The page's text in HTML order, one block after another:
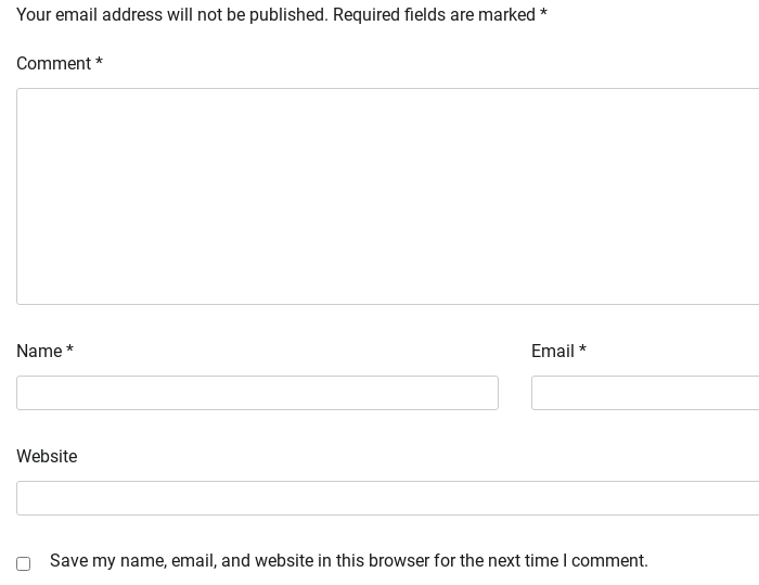
Your email address will not be published. Required fields are marked *
Comment *
Name * Email *
Website
Save my name, email, and website in this browser for the next time I comment.